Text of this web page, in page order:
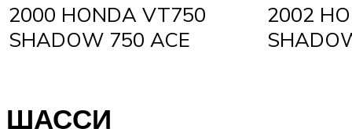
2000 HONDA VT750
SHADOW 750 ACE
2002
ШАССИ